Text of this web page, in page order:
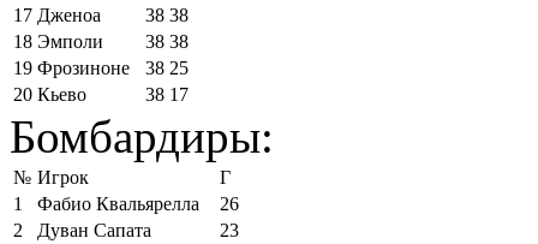
17 Дженоа 38 38
18 Эмполи 38 38
19 Фрозиноне 38 25
20 Кьево 38 17
Бомбардиры:
№ Игрок
Г
1
Фабио Квальярелла
26
2
Дуван Сапата
23